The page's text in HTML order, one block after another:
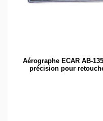
Aérographe ECAR AB-
précision pour